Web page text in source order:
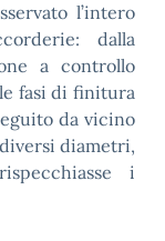
l’intero
dalla
a controllo
fasi di finitura
da vicino
diametri,
i